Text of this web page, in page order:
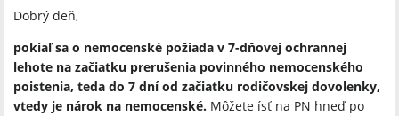
Dobrý deň,
pokiaľ sa o nemocenské požiada v 7-dňovej ochrannej
lehote na začiatku prerušenia povinného nemocenského
poistenia, teda do 7 dní od začiatku rodičovskej dovolenky,
vtedy je nárok na nemocenské. Môžete ísť na PN hneď po